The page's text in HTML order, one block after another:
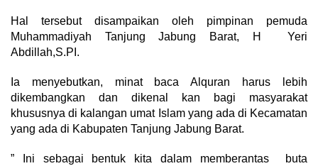
Hal tersebut disampaikan oleh pimpinan pemuda
Muhammadiyah Tanjung Jabung Barat, H Yeri
Abdillah,S.PI.
Ia menyebutkan, minat baca Alquran harus lebih
dikembangkan dan dikenal kan bagi masyarakat
khususnya di kalangan umat Islam yang ada di Kecamatan
yang ada di Kabupaten Tanjung Jabung Barat.
” Ini sebagai bentuk kita dalam memberantas buta